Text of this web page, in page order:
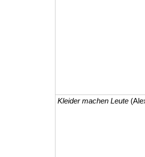
Kleider machen Leute